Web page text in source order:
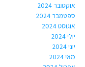
אוקטובר 2024
ספטמבר 2024
אוגוסט 2024
יולי 2024
יוני 2024
מאי 2024